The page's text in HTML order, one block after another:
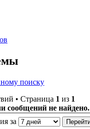
поиску
• Страница 1 из 1
сообщений не найдено.
за